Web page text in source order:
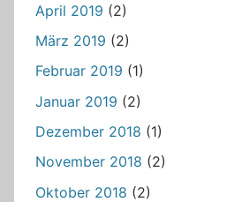
April 2019 (2)
März 2019 (2)
Februar 2019 (1)
Januar 2019 (2)
Dezember 2018 (1)
November 2018 (2)
Oktober 2018 (2)